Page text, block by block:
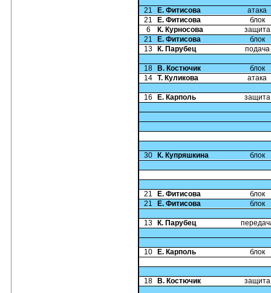
21 Е. Фитисова
атака
21
Е. Фитисова
блок
6
К. Курносова
защита
21
Е. Фитисова
блок
13
К. Парубец подача
18 В. Костючик
блок
14 Т. Куликова атака
16 Е. Карполь защита
30 К. Купряшкина блок
21 Е. Фитисова
блок
21
Е. Фитисова блок
13 К. Парубец
10 Е. Карполь блок
18 В. Костючик защита